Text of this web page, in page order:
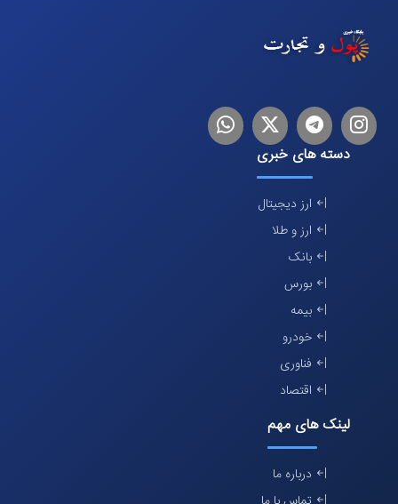
اینستاگرام
تلگرام توییترلینکدین
دسته های خبری
ارز دیجیتال
ارز و طلا
بانک
بورس
بیمه
خودرو
فناوری
اقتصاد
لینک های مهم
درباره ما